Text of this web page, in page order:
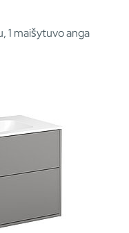
1 maišytuvo anga